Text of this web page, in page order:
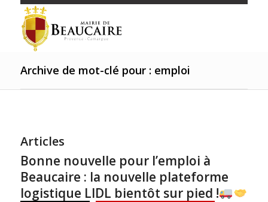
Archive de mot-clé pour : emploi
Articles
Bonne nouvelle pour l’emploi à
Beaucaire : la nouvelle plateforme
logistique LIDL bientôt sur pied !